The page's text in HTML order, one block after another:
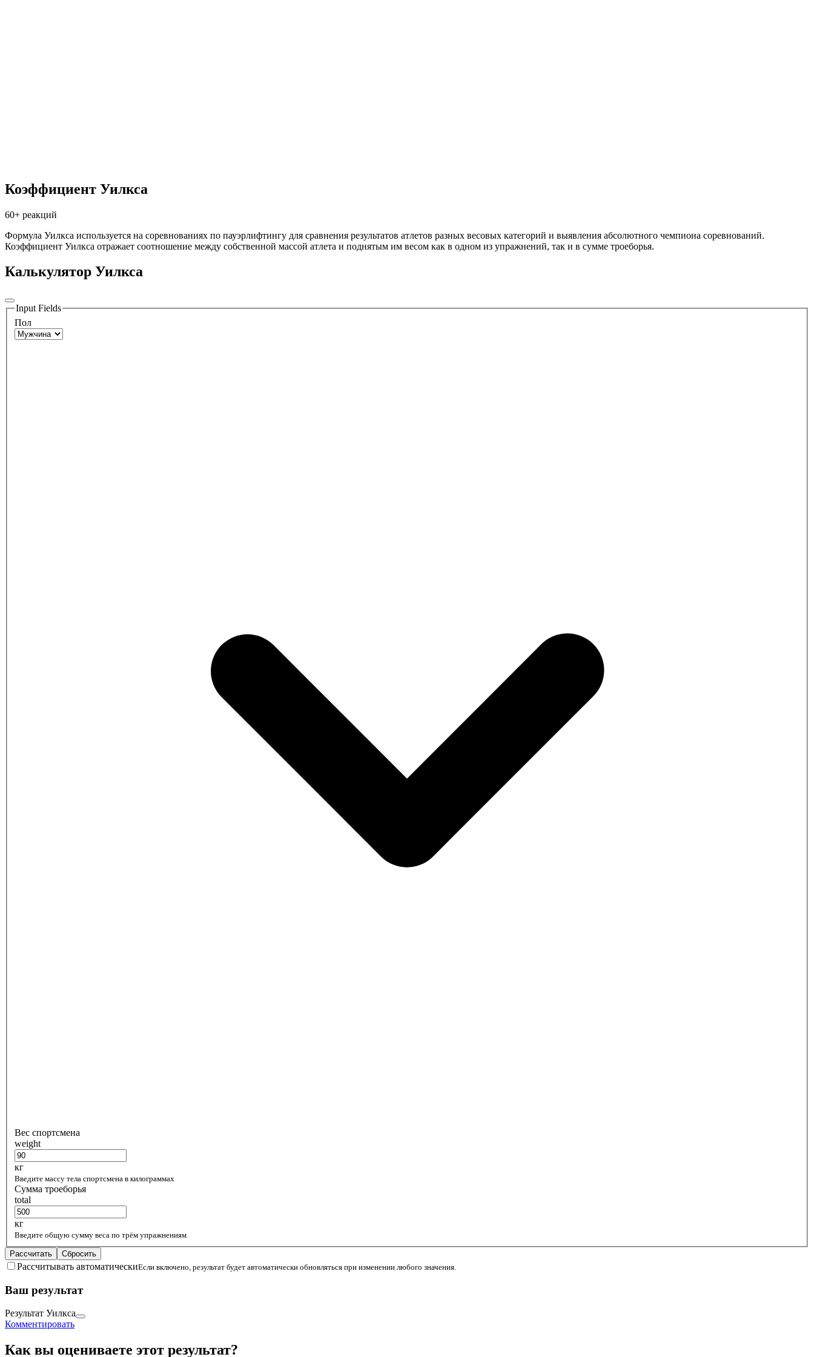
Коэффициент Уилкса
60+ реакций
Формула Уилкса используется на соревнованиях по пауэрлифтингу для сравнения результатов атлетов разных весовых категорий и выявления абсолютного чемпиона соревнований.
Коэффициент Уилкса отражает соотношение между собственной массой атлета и поднятым им весом как в одном из упражнений, так и в сумме троеборья.
Калькулятор Уилкса
Input Fields
Пол
Вес спортсмена
weight
кг
Введите массу тела спортсмена в килограммах
Сумма троеборья
total
кг
Введите общую сумму веса по трём упражнениям
Рассчитать Сбросить
Рассчитывать автоматическиЕсли включено, результат будет автоматически обновляться при изменении любого значения.
Ваш результат
Результат Уилкса
Комментировать
Как вы оцениваете этот результат?